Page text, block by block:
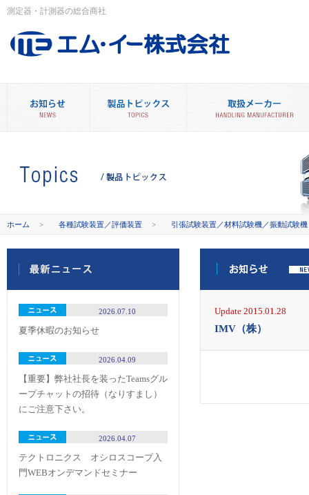
測定器・計測器の総合商社
ホーム > 各種試験装置／評価装置 > 引張試験装置／材料試験機／振動試験機
2026.07.10
夏季休暇のお知らせ
2026.04.09
【重要】弊社社長を装ったTeamsグル
ープチャットの招待（なりすまし）
にご注意下さい。
2026.04.07
テクトロニクス オシロスコープ入
門WEBオンデマンドセミナー
Update 2015.01.28
IMV（株）